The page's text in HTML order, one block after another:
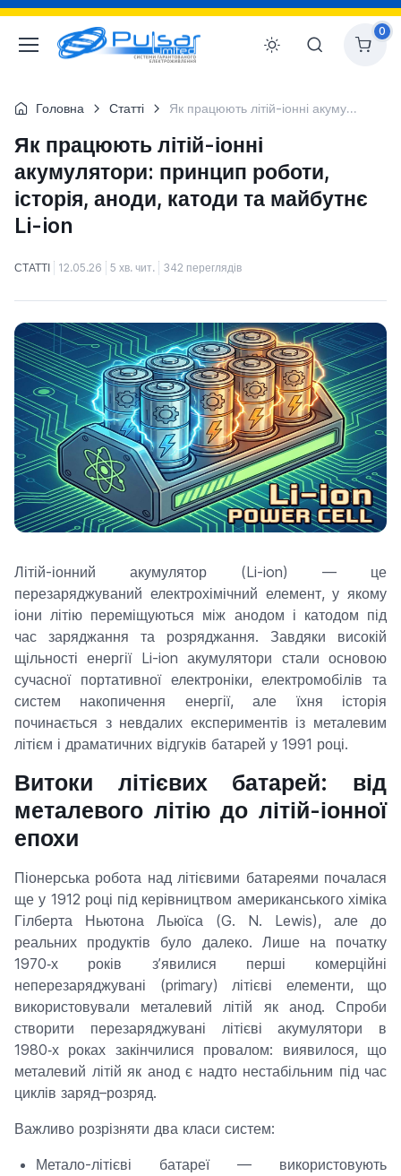
0
Головна Статті Як працюють літій-іонні акумулятори: принцип роботи, історія, аноди, катоди та майбутнє Li-ion
Як працюють літій-іонні
акумулятори: принцип роботи,
історія, аноди, катоди та майбутнє
Li-ion
СТАТТІ 12.05.26 5 хв. чит. 342 переглядів
Літій-іонний акумулятор (Li-ion) — це
перезаряджуваний електрохімічний елемент, у якому
іони літію переміщуються між анодом і катодом під
час заряджання та розряджання. Завдяки високій
щільності енергії Li-ion акумулятори стали основою
сучасної портативної електроніки, електромобілів та
систем накопичення енергії, але їхня історія
починається з невдалих експериментів із металевим
літієм і драматичних відгуків батарей у 1991 році.
Витоки літієвих батарей: від
металевого літію до літій-іонної
епохи
Піонерська робота над літієвими батареями почалася
ще у 1912 році під керівництвом американського хіміка
Гілберта Ньютона Льюїса (G. N. Lewis), але до
реальних продуктів було далеко. Лише на початку
1970‑х років з’явилися перші комерційні
неперезаряджувані (primary) літієві елементи, що
використовували металевий літій як анод. Спроби
створити перезаряджувані літієві акумулятори в
1980‑х роках закінчилися провалом: виявилося, що
металевий літій як анод є надто нестабільним під час
циклів заряд–розряд.
Важливо розрізняти два класи систем:
Метало-літієві батареї — використовують